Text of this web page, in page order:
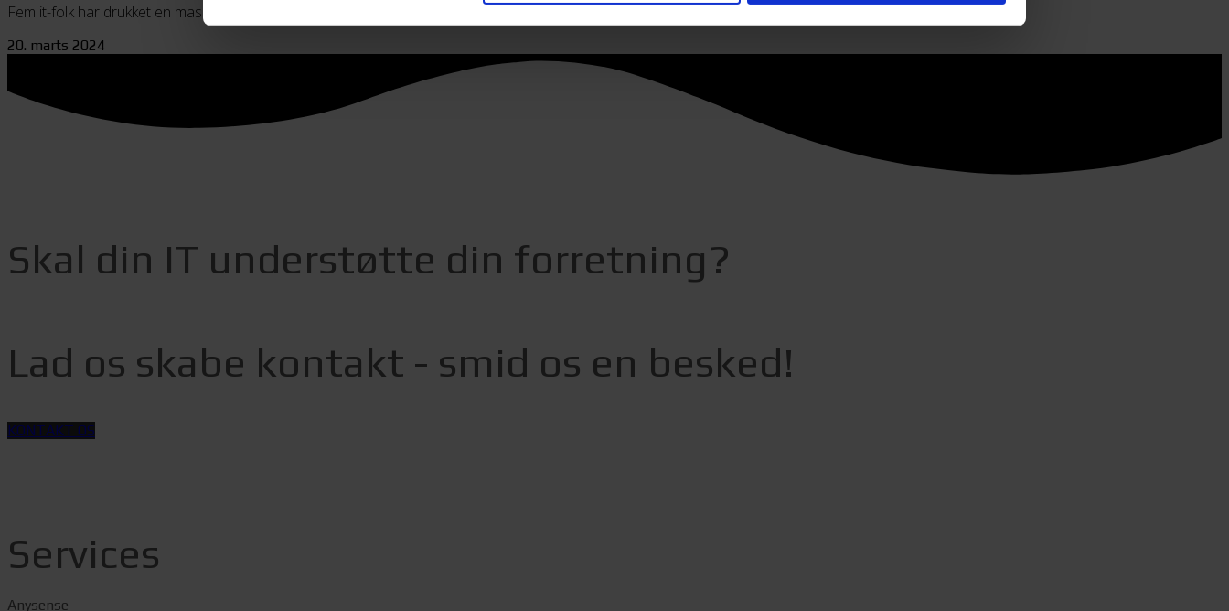
Fem it-folk har drukket en masse kaffe de seneste måneder i Viborg. Det betyder vi nu kan viderebringe en spændende nyhed.
20. marts 2024
Skal din IT understøtte din forretning?
Lad os skabe kontakt - smid os en besked!
KONTAKT OS
Services
Anysense